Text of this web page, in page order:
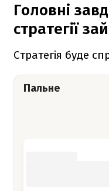
Головні
стратегії
Стратегія буде
Пальне